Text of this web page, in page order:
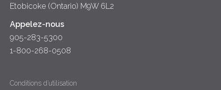
Etobicoke (Ontario) M9W 6L2
Appelez-nous
905-283-5300
1-800-268-0508
Conditions d’utilisation